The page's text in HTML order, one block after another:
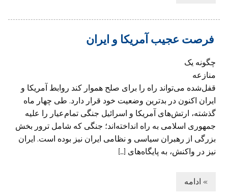
فرصت عجیب آمریکا و ایران
چگونه یک
منازعه
قفل‌شده می‌تواند راه را برای صلح هموار کند روابط آمریکا و
ایران اکنون در بدترین وضعیت خود قرار دارد. طی چهار ماه
گذشته، ارتش‌های آمریکا و اسرائیل جنگی تمام‌عیار را علیه
جمهوری اسلامی به راه انداخته‌اند؛ جنگی که شامل ترور بخش
بزرگی از رهبران سیاسی و نظامی ایران نیز بوده است. ایران
نیز در واکنش، به پایگاه‌های […]
» ادامه